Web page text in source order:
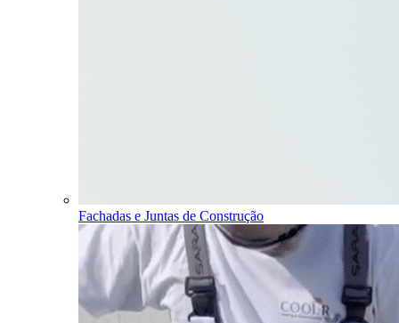
Fachadas e Juntas de Construção